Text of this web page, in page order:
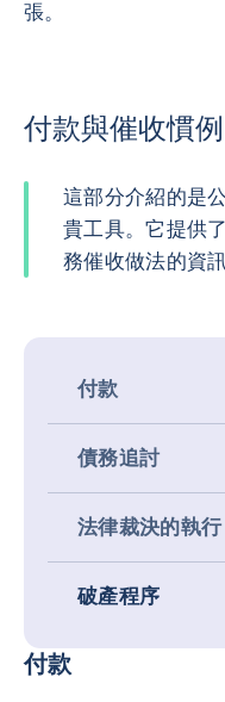
張。
付款與催收慣例
這部分介紹的是
貴工具。它提供
務催收做法的資訊
付款
債務追討
法律裁決的執行
破產程序
付款